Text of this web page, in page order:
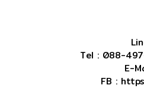
Tel : 088-
E-
FB :